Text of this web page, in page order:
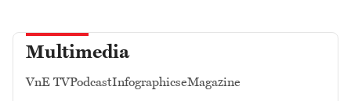
Multimedia
VnE TVPodcastInfographicseMagazine